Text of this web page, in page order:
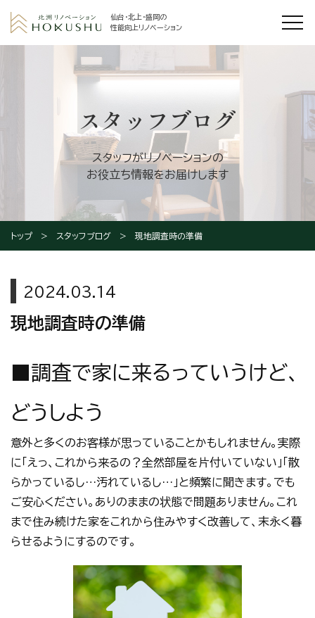
仙台・北上・盛岡の
性能向上リノベーション
スタッフブログ
スタッフがリノベーションの
お役立ち情報をお届けします
トップ スタッフブログ 現地調査時の準備
2024.03.14
現地調査時の準備
■調査で家に来るっていうけど、
どうしよう
意外と多くのお客様が思っていることかもしれません。実際
に「えっ、これから来るの？全然部屋を片付いていない」「散
らかっているし…汚れているし…」と頻繁に聞きます。でも
ご安心ください。ありのままの状態で問題ありません。これ
まで住み続けた家をこれから住みやすく改善して、末永く暮
らせるようにするのです。